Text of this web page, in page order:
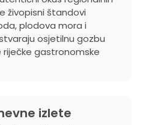
živopisni štandovi
plodova mora i
osjetilnu gozbu
gastronomske
izlete